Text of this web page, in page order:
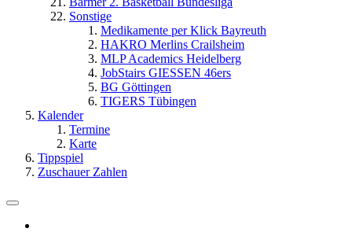
Sonstige
Medikamente per Klick Bayreuth
HAKRO Merlins Crailsheim
MLP Academics Heidelberg
JobStairs GIESSEN 46ers
BG Göttingen
TIGERS Tübingen
Kalender
Termine
Karte
Tippspiel
Zuschauer Zahlen